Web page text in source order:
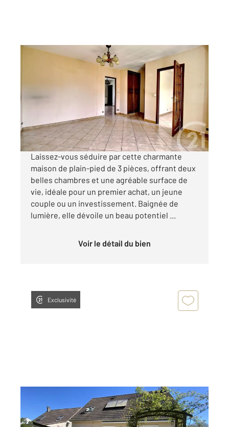
OZOIR LA FERRIERE 77
Maison à vendre
265 000 €
Visiter le site dédié
Laissez-vous séduire par cette charmante
maison de plain-pied de 3 pièces, offrant deux
belles chambres et une agréable surface de
vie, idéale pour un premier achat, un jeune
couple ou un investissement. Baignée de
lumière, elle dévoile un beau potentiel ...
Voir le détail du bien
Exclusivité
OZOIR LA FERRIERE 77
92,80 m2, 5 pièces
Ref : 228